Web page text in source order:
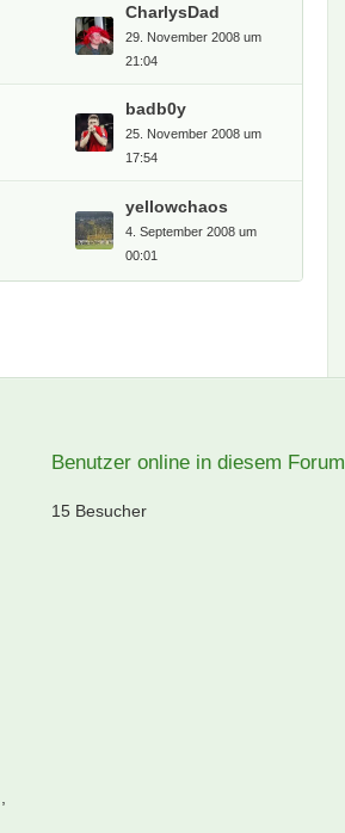
CharlysDad
29. November 2008 um
21:04
badb0y
25. November 2008 um
17:54
yellowchaos
4. September 2008 um
00:01
Benutzer online in diesem Forum
15 Besucher